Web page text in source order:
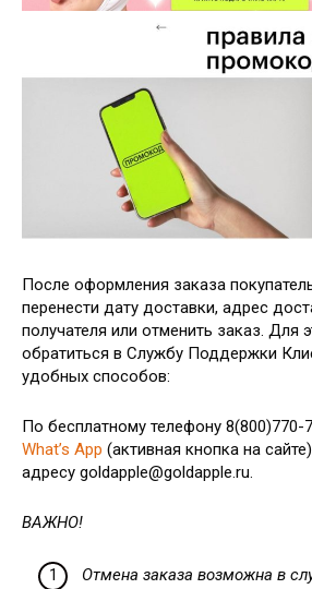
После оформления заказа
перенести дату доставки, адрес
получателя или отменить заказ. Для
обратиться в Службу Поддержки
удобных способов:
По бесплатному телефону 8(800)770-
What’s App (активная кнопка на
адресу goldapple@goldapple.ru.
ВАЖНО!
Отмена заказа возможна в